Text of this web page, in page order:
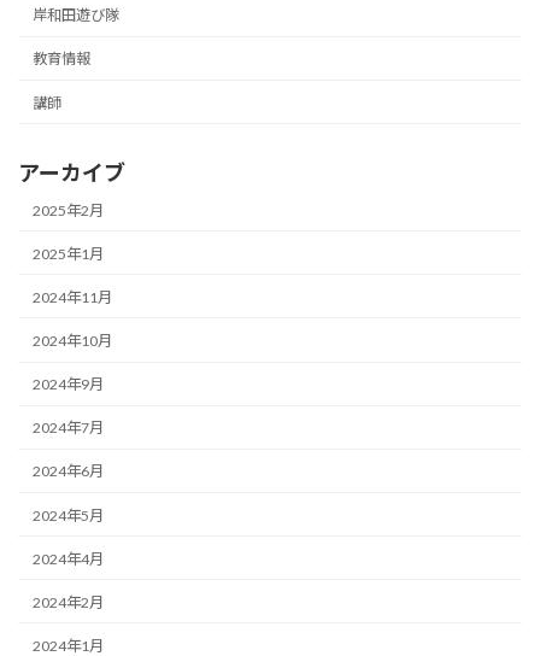
岸和田遊び隊
教育情報
講師
アーカイブ
2025年2月
2025年1月
2024年11月
2024年10月
2024年9月
2024年7月
2024年6月
2024年5月
2024年4月
2024年2月
2024年1月